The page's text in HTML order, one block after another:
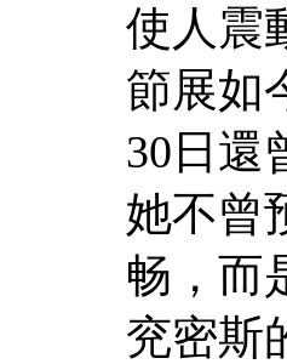
使人震
節展如
30日還
她不曾
畅，而
兖密斯